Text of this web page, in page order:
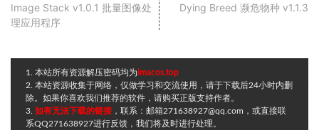
Image Stack v1.0.1 批量图像处
理应用程序
Dying Breed 濒危物种 v1.1.3
1. 本站所有资源解压密码均为imacos.top
2. 本站资源收集于网络，仅做学习和交流使用，请于下载后24小时内删
除。如果你喜欢我们推荐的软件，请购买正版支持作者。
3. 如有无法下载的链接 ，联系：邮箱271638927@qq.com，或直接联
系QQ271638927进行反馈，我们将及时进行处理。